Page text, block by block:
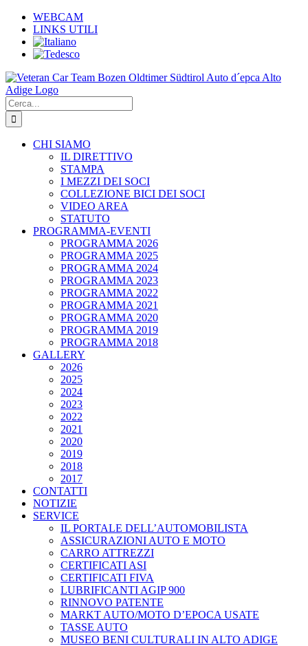
Salta
contenuto
WEBCAM
LINKS UTILI
Cerca
per:
CHI SIAMO
IL DIRETTIVO
STAMPA
I MEZZI DEI SOCI
COLLEZIONE BICI DEI SOCI
VIDEO AREA
STATUTO
PROGRAMMA-EVENTI
PROGRAMMA 2026
PROGRAMMA 2025
PROGRAMMA 2024
PROGRAMMA 2023
PROGRAMMA 2022
PROGRAMMA 2021
PROGRAMMA 2020
PROGRAMMA 2019
PROGRAMMA 2018
GALLERY
2026
2025
2024
2023
2022
2021
2020
2019
2018
2017
CONTATTI
NOTIZIE
SERVICE
IL PORTALE DELL’AUTOMOBILISTA
ASSICURAZIONI AUTO E MOTO
CARRO ATTREZZI
CERTIFICATI ASI
CERTIFICATI FIVA
LUBRIFICANTI AGIP 900
RINNOVO PATENTE
MARKT AUTO/MOTO D’EPOCA USATE
TASSE AUTO
MUSEO BENI CULTURALI IN ALTO ADIGE